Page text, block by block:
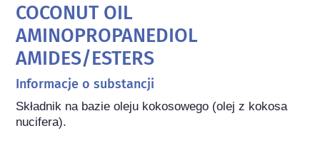
COCONUT OIL
AMINOPROPANEDIOL
AMIDES/ESTERS
Informacje o substancji
Składnik na bazie oleju kokosowego (olej z kokosa
nucifera).